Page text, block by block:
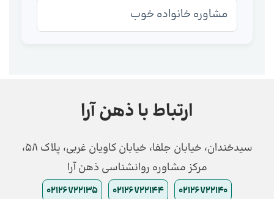
مشاوره خانواده خوب
ارتباط با ذهن آرا
سیدخندان، خیابان جلفا، خیابان کاویان غربی، پلاک 58،
مرکز مشاوره روانشناسی ذهن آرا
02126722140
02126722144
02126722135